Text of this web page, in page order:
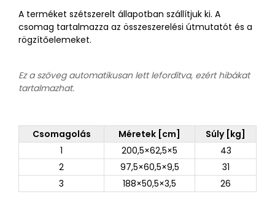
A terméket szétszerelt állapotban szállítjuk ki. A
csomag tartalmazza az összeszerelési útmutatót és a
rögzítőelemeket.
Ez a szöveg automatikusan lett lefordítva, ezért hibákat
tartalmazhat.
Csomagolás Méretek [cm]
Súly [kg]
1
200,5×62,5×5
43
2
97,5×60,5×9,5
31
3
188×50,5×3,5 26